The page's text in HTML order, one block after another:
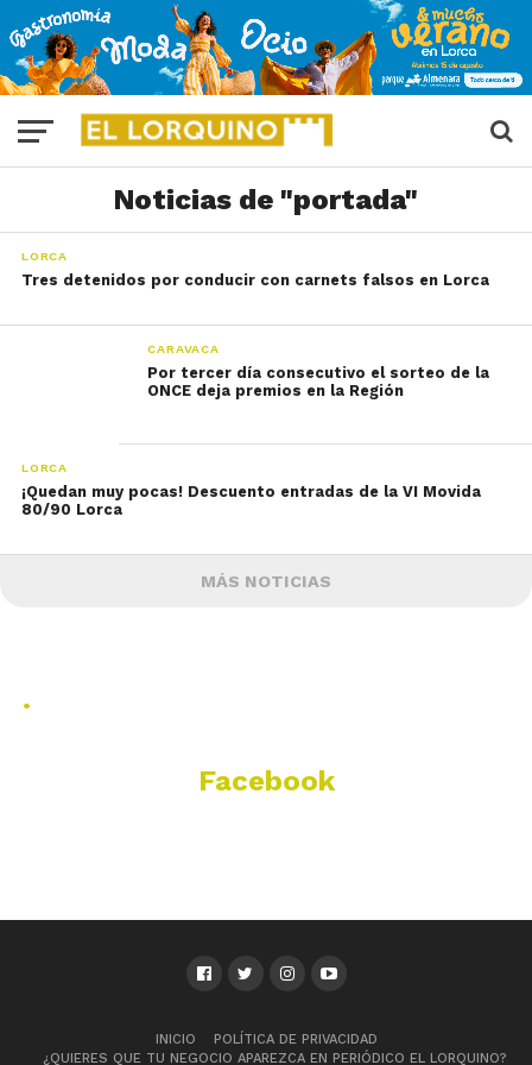
Noticias de "portada"
LORCA
Tres detenidos por conducir con carnets falsos en Lorca
CARAVACA
Por tercer día consecutivo el sorteo de la
ONCE deja premios en la Región
LORCA
¡Quedan muy pocas! Descuento entradas de la VI Movida
80/90 Lorca
MÁS NOTICIAS
.
Facebook
INICIO
POLÍTICA DE PRIVACIDAD
¿QUIERES QUE TU NEGOCIO APAREZCA EN PERIÓDICO EL LORQUINO?